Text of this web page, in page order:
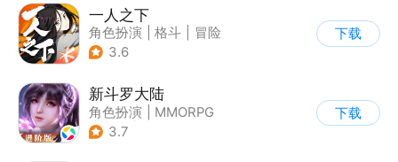
一人之下
角色扮演 格斗
冒险
| 一人之下
3.6
下载
新斗罗大陆
角色扮演
MMORPG
| 奇幻
3.7
下载